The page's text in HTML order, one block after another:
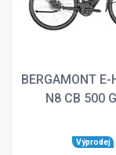
BERGAMONT E-
N8 CB 500
Výprodej